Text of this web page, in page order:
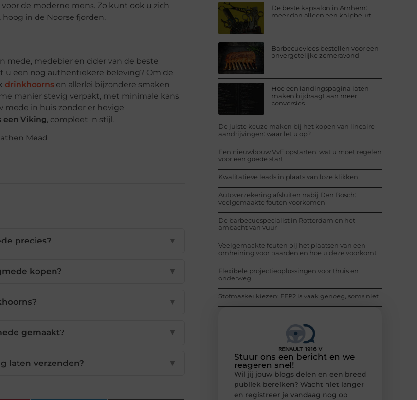
de moderne mens. Zo kunt ook u zich
in de Noorse fjorden.
mede, medebier en cider van de beste
u een nog authentiekere beleving? Om de
drinkhoorns en allerlei bijzondere smaken
manier stevig verpakt, met minimale kans
mede in huis zonder er hevige
een Viking, compleet in stijl.
precies? ▼
kopen? ▼
▼
gemaakt? ▼
laten verzenden? ▼
De beste kapsalon in Arnhem:
meer dan alleen een knipbeurt
Barbecuevlees bestellen voor een
onvergetelijke zomeravond
Hoe een landingspagina laten
maken bijdraagt aan meer
conversies
De juiste keuze maken bij het kopen van lineaire
aandrijvingen: waar let u op?
Een nieuwbouw VvE opstarten: wat u moet regelen
voor een goede start
Kwalitatieve leads in plaats van loze klikken
Autoverzekering afsluiten nabij Den Bosch:
veelgemaakte fouten voorkomen
De barbecuespecialist in Rotterdam en het
ambacht van vuur
Veelgemaakte fouten bij het plaatsen van een
omheining voor paarden en hoe u deze voorkomt
Flexibele projectieoplossingen voor thuis en
onderweg
Stofmasker kiezen: FFP2 is vaak genoeg, soms niet
Stuur ons een bericht en we
reageren snel!
Wil jij jouw blogs delen en een breed
publiek bereiken? Wacht niet langer
en registreer je vandaag nog op